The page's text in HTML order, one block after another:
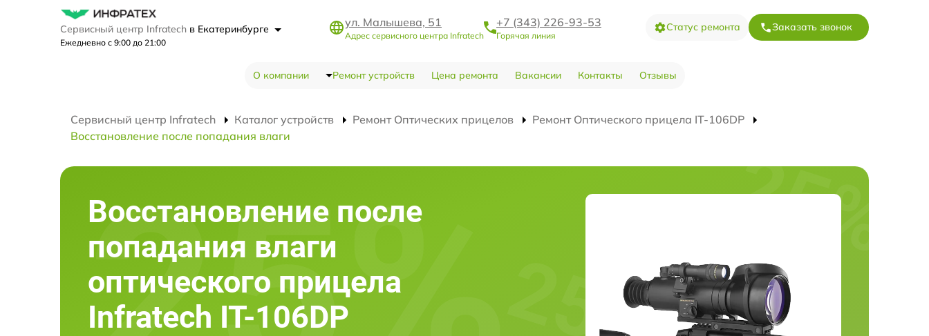
Сервисный центр Infratech в Екатеринбурге
Ежедневно с 9:00 до 21:00
ул. Малышева, 51
Адрес сервисного центра Infratech
+7 (343) 226-93-53
Горячая линия
Статус ремонта Заказать звонок
О компании Ремонт устройств Цена ремонта Вакансии Контакты Отзывы
Сервисный центр Infratech Каталог устройств Ремонт Оптических прицелов
Ремонт Оптического прицела IT-106DP
Восстановление после попадания влаги
Восстановление после
попадания влаги
оптического прицела
Infratech IT-106DP